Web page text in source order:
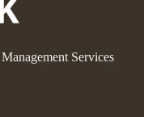
Services